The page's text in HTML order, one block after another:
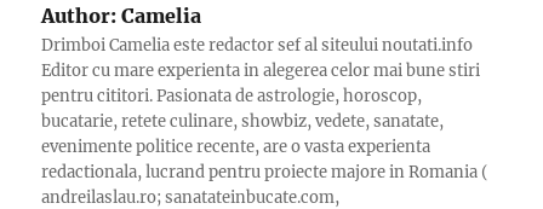
Author: Camelia
Drimboi Camelia este redactor sef al siteului noutati.info
Editor cu mare experienta in alegerea celor mai bune stiri
pentru cititori. Pasionata de astrologie, horoscop,
bucatarie, retete culinare, showbiz, vedete, sanatate,
evenimente politice recente, are o vasta experienta
redactionala, lucrand pentru proiecte majore in Romania (
andreilaslau.ro; sanatateinbucate.com,